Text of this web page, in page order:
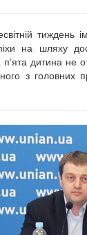
на шляху
дитина не
з